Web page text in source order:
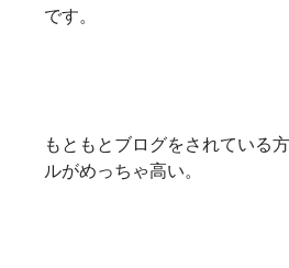
です。
もともとブログをされている
ルがめっちゃ高い。